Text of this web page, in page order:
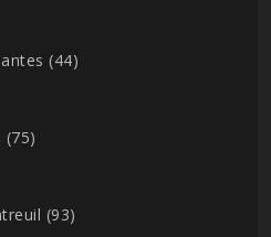
(44)
(75)
(93)